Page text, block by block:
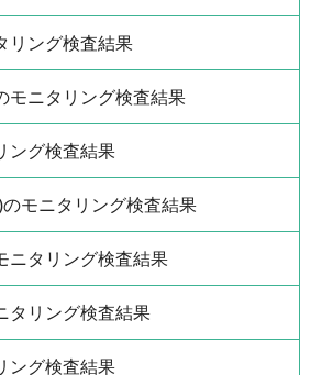
リング検査結果
モニタリング検査結果
ング検査結果
のモニタリング検査結果
ニタリング検査結果
タリング検査結果
ング検査結果